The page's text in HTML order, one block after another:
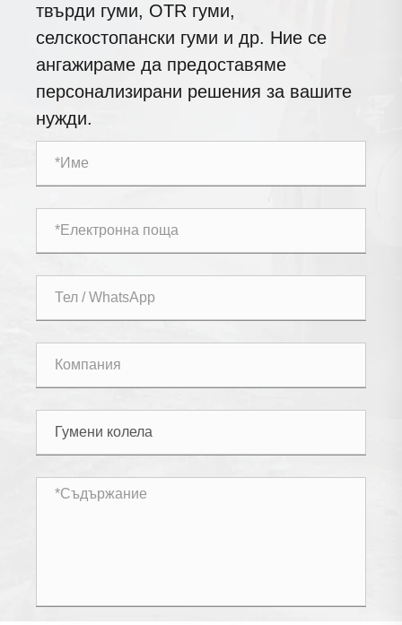
твърди гуми, OTR гуми,
селскостопански гуми и др. Ние се
ангажираме да предоставяме
персонализирани решения за вашите
нужди.